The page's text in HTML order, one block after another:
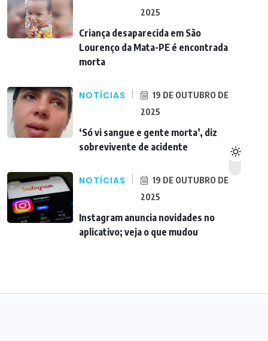
2025
Criança desaparecida em São
Lourenço da Mata-PE é encontrada
morta
NOTÍCIAS
19 DE OUTUBRO DE
2025
‘Só vi sangue e gente morta’, diz
sobrevivente de acidente
NOTÍCIAS
19 DE OUTUBRO DE
2025
Instagram anuncia novidades no
aplicativo; veja o que mudou